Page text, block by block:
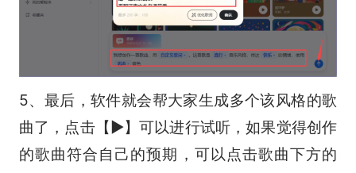
5、最后，软件就会帮大家生成多个该风格的歌
曲了，点击【▶】可以进行试听，如果觉得创作
的歌曲符合自己的预期，可以点击歌曲下方的